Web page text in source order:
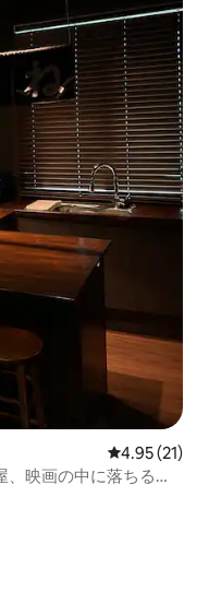
レビュー21
4.95 (21)
、映画の中に落ちる。